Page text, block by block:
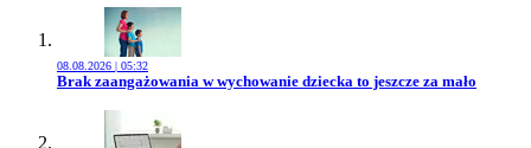
08.08.2026 | 05:32
Przejdź do artykułu:
Brak zaangażowania w wychowanie dziecka to jeszcze za mało